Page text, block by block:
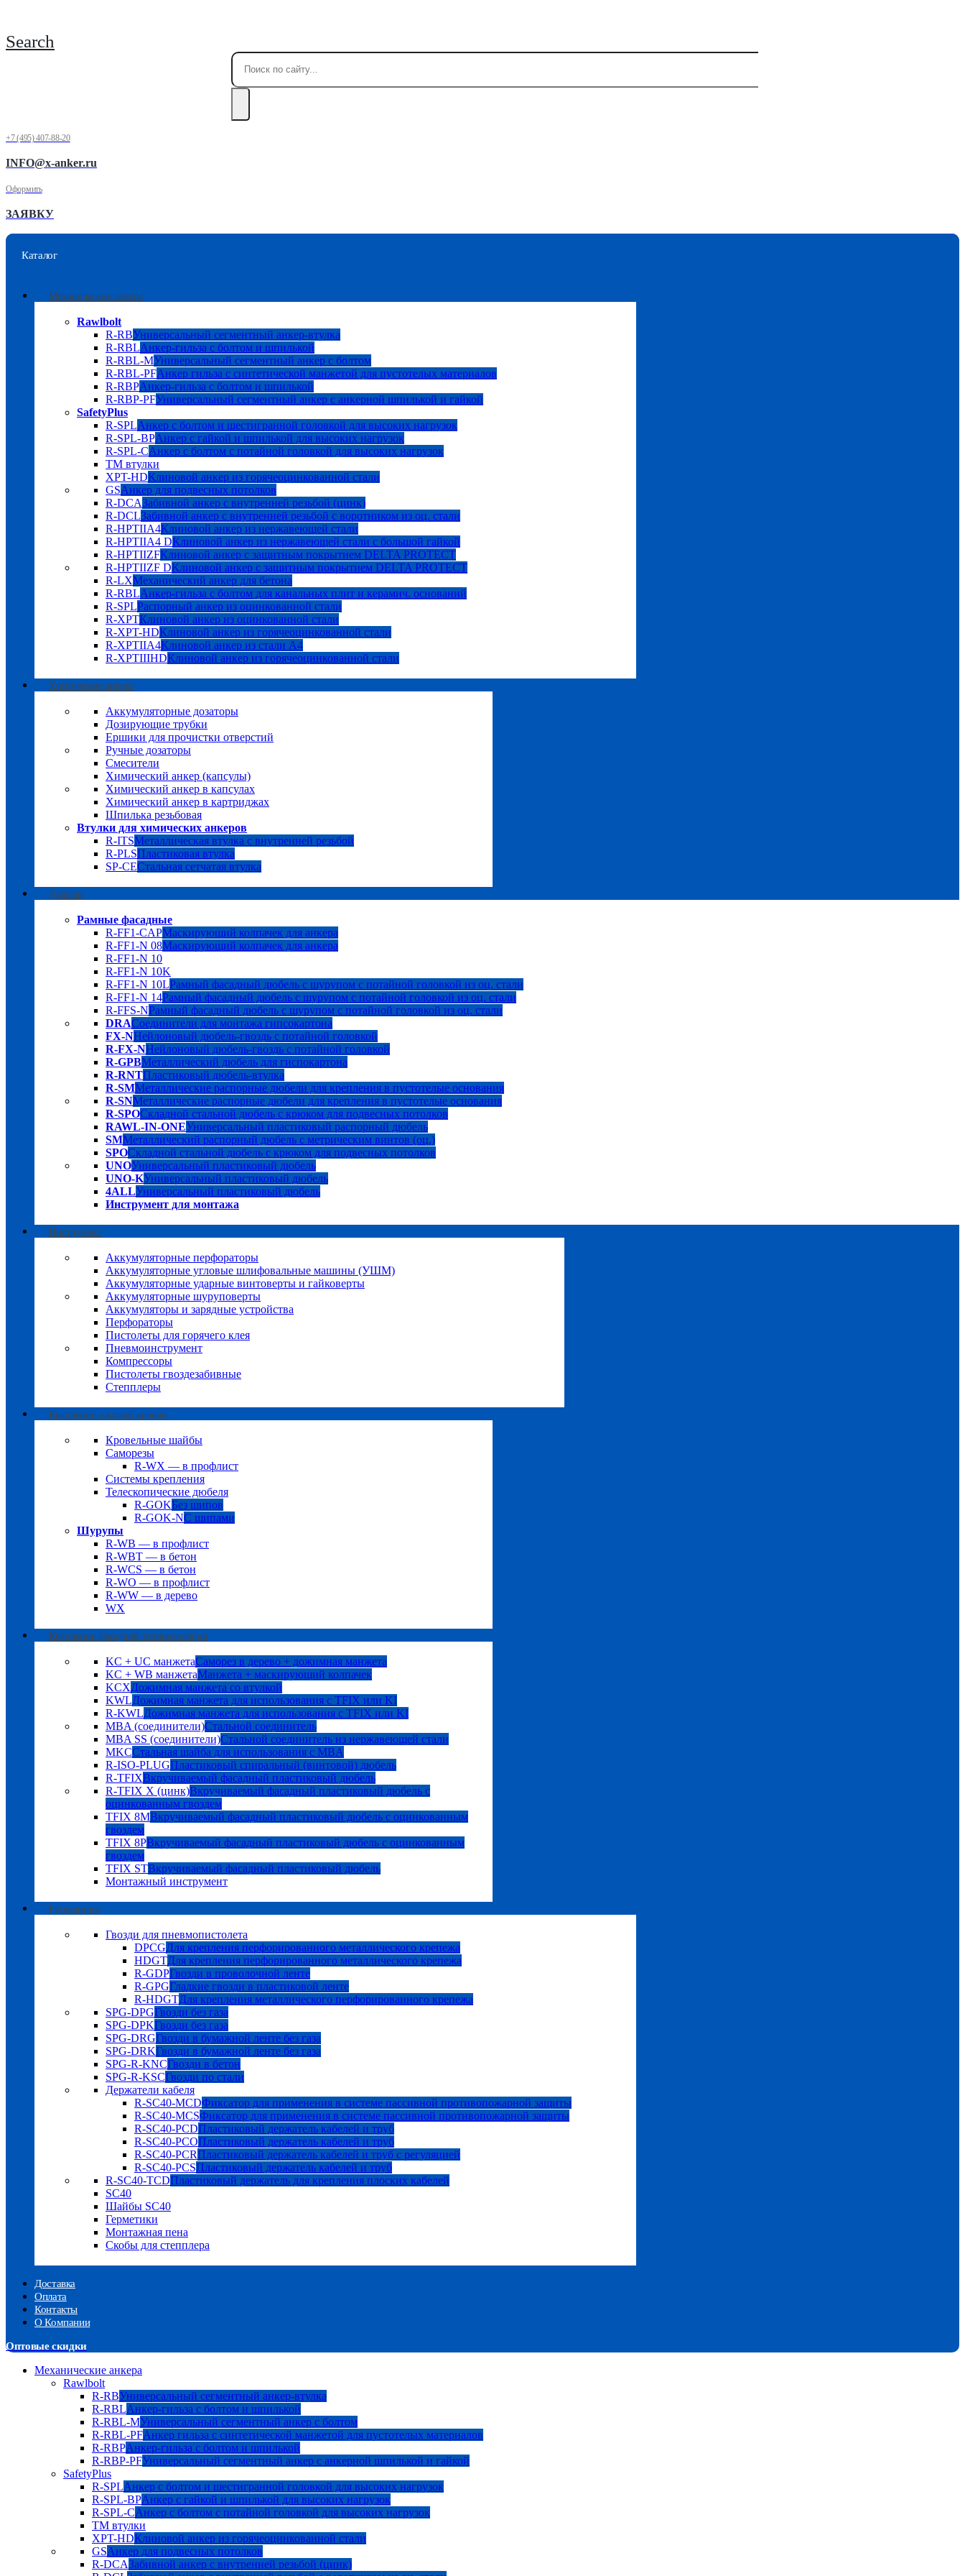
Search
+7 (495) 407-88-20
INFO@x-anker.ru
Оформить
ЗАЯВКУ
Каталог
Механические анкера
Rawlbolt
R-RBУниверсальный сегментный анкер-втулка
R-RBLАнкер-гильза с болтом и шпилькой
R-RBL-MУниверсальный сегментный анкер с болтом
R-RBL-PFАнкер гильза с синтетической манжетой для пустотелых материалов
R-RBPАнкер-гильза с болтом и шпилькой
R-RBP-PFУниверсальный сегментный анкер с анкерной шпилькой и гайкой
SafetyPlus
R-SPLАнкер с болтом и шестигранной головкой для высоких нагрузок
R-SPL-BPАнкер с гайкой и шпилькой для высоких нагрузок
R-SPL-CАнкер с болтом с потайной головкой для высоких нагрузок
TM втулки
XPT-HDКлиновой анкер из горячеоцинкованной стали
GSАнкер для подвесных потолков
R-DCAЗабивной анкер с внутренней резьбой (цинк)
R-DCLЗабивной анкер с внутренней резьбой с воротником из оц. стали
R-HPTIIA4Клиновой анкер из нержавеющей стали
R-HPTIIA4 DКлиновой анкер из нержавеющей стали с большой гайкой
R-HPTIIZFКлиновой анкер с защитным покрытием DELTA PROTECT
R-HPTIIZF DКлиновой анкер с защитным покрытием DELTA PROTECT
R-LXМеханический анкер для бетона
R-RBLАнкер-гильза с болтом для канальных плит и керамич. оснований
R-SPLРаспорный анкер из оцинкованной стали
R-XPTКлиновой анкер из оцинкованной стали
R-XPT-HDКлиновой анкер из горячеоцинкованной стали
R-XPTIIA4Клиновой анкер из стали А4
R-XPTIIIHDКлиновой анкер из горячеоцинкованной стали
Химические анкера
Аккумуляторные дозаторы
Дозирующие трубки
Ершики для прочистки отверстий
Ручные дозаторы
Смесители
Химический анкер (капсулы)
Химический анкер в капсулах
Химический анкер в картриджах
Шпилька резьбовая
Втулки для химических анкеров
R-ITSМеталлическая втулка с внутренней резьбой
R-PLSПластиковая втулка
SP-CEСтальная сетчатая втулка
Дюбели
Рамные фасадные
R-FF1-CAPМаскирующий колпачек для анкера
R-FF1-N 08Маскирующий колпачек для анкера
R-FF1-N 10
R-FF1-N 10K
R-FF1-N 10LРамный фасадный дюбель с шурупом с потайной головкой из оц. стали
R-FF1-N 14Рамный фасадный дюбель с шурупом с потайной головкой из оц. стали
R-FFS-NРамный фасадный дюбель с шурупом с потайной головкой из оц. стали
DRAСоединители для монтажа гипсокартона
FX-NНейлоновый дюбель-гвоздь с потайной головкой
R-FX-NНейлоновый дюбель-гвоздь с потайной головкой
R-GPBМеталлический дюбель для гиспокартона
R-RNTПластиковый дюбель-втулка
R-SMМеталлические распорные дюбели для крепления в пустотелые основания
R-SNМеталлические распорные дюбели для крепления в пустотелые основания
R-SPOСкладной стальной дюбель с крюком для подвесных потолков
RAWL-IN-ONEУниверсальный пластиковый распорный дюбель
SMМеталлический распорный дюбель с метрическим винтов (оц.)
SPOСкладной стальной дюбель с крюком для подвесных потолков
UNOУниверсальный пластиковый дюбель
UNO-KУниверсальный пластиковый дюбель
4ALLУниверсальный пластиковый дюбель
Инструмент для монтажа
Инструмент
Аккумуляторные перфораторы
Аккумуляторные угловые шлифовальные машины (УШМ)
Аккумуляторные ударные винтоверты и гайковерты
Аккумуляторные шуруповерты
Аккумуляторы и зарядные устройства
Перфораторы
Пистолеты для горячего клея
Пневмоинструмент
Компрессоры
Пистолеты гвоздезабивные
Степплеры
Крепление плоской кровли
Кровельные шайбы
Саморезы
R-WX — в профлист
Системы крепления
Телескопические дюбеля
R-GOKБез шипов
R-GOK-NС шипами
Шурупы
R-WB — в профлист
R-WBT — в бетон
R-WCS — в бетон
R-WO — в профлист
R-WW — в дерево
WX
Крепление фасадной теплоизоляции
KC + UC манжетаСаморез в дерево + дожимная манжета
KC + WB манжетаМанжета + маскирующий колпачек
KCXДожимная манжета со втулкой
KWLДожимная манжета для использования с TFIX или KI
R-KWLДожимная манжета для использования с TFIX или KI
MBA (соединители)Стальной соединитель
MBA SS (соединители)Стальной соединитель из нержавеющей стали
MKCСтальная шайба для использования с MBA
R-ISO-PLUGПластиковый спиральный (винтовой) дюбель
R-TFIXВкручиваемый фасадный пластиковый дюбель
R-TFIX X (цинк)Вкручиваемый фасадный пластиковый дюбель с
оцинкованным гвоздем
TFIX 8MВкручиваемый фасадный пластиковый дюбель с оцинкованным
гвоздем
TFIX 8PВкручиваемый фасадный пластиковый дюбель с оцинкованным
гвоздем
TFIX STВкручиваемый фасадный пластиковый дюбель
Монтажный инструмент
Расходники
Гвозди для пневмопистолета
DPCGДля крепления перфорированного металлического крепежа
HDGTДля крепления перфорированного металлического крепежа
R-GDPГвозди в проволочной ленте
R-GPGГладкие гвозди в пластиковой ленте
R-HDGTДля крепления металлического перфорированного крепежа
SPG-DPGГвозди без газа
SPG-DPKГвозди без газа
SPG-DRGГвозди в бумажной ленте без газа
SPG-DRKГвозди в бумажной ленте без газа
SPG-R-KNCГвозди в бетон
SPG-R-KSCГвозди по стали
Держатели кабеля
R-SC40-MCDФиксатор для применения в системе пассивной противопожарной защиты
R-SC40-MCSФиксатор для применения в системе пассивной противопожарной защиты
R-SC40-PCDПластиковый держатель кабелей и труб
R-SC40-PCOПластиковый держатель кабелей и труб
R-SC40-PCRПластиковый держатель кабелей и труб с регуляцией
R-SC40-PCSПластиковый держатель кабелей и труб
R-SC40-TCDПластиковый держатель для крепления плоских кабелей
SC40
Шайбы SC40
Герметики
Монтажная пена
Скобы для степплера
Доставка
Оплата
Контакты
О Компании
Оптовые скидки
Механические анкера
Rawlbolt
R-RBУниверсальный сегментный анкер-втулка
R-RBLАнкер-гильза с болтом и шпилькой
R-RBL-MУниверсальный сегментный анкер с болтом
R-RBL-PFАнкер гильза с синтетической манжетой для пустотелых материалов
R-RBPАнкер-гильза с болтом и шпилькой
R-RBP-PFУниверсальный сегментный анкер с анкерной шпилькой и гайкой
SafetyPlus
R-SPLАнкер с болтом и шестигранной головкой для высоких нагрузок
R-SPL-BPАнкер с гайкой и шпилькой для высоких нагрузок
R-SPL-CАнкер с болтом с потайной головкой для высоких нагрузок
TM втулки
XPT-HDКлиновой анкер из горячеоцинкованной стали
GSАнкер для подвесных потолков
R-DCAЗабивной анкер с внутренней резьбой (цинк)